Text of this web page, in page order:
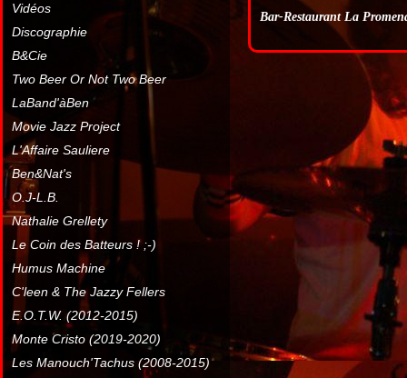
Vidéos
Discographie
B&Cie
Two Beer Or Not Two Beer
LaBand'àBen
Movie Jazz Project
L'Affaire Sauliere
Ben&Nat's
O.J-L.B.
Nathalie Grellety
Le Coin des Batteurs ! ;-)
Humus Machine
C'leen & The Jazzy Fellers
E.O.T.W. (2012-2015)
Monte Cristo (2019-2020)
Les Manouch'Tachus (2008-2015)
Bar-Restaurant La